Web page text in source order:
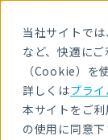
当社サイトで
など、快適に
（Cookie）を
詳しくはプラ
本サイトをご
の使用に同意下
HOME
セキュリテ
ファイル転送・共有
ファイル